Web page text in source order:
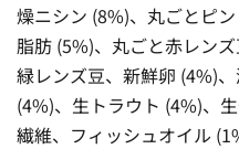
燥ニシン (8%)、丸ごとピ
脂肪 (5%)、丸ごと赤レン
緑レンズ豆、新鮮卵 (4%)
(4%)、生トラウト (4%)、
繊維、フィッシュオイル